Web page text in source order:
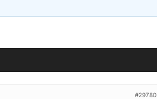
#29780